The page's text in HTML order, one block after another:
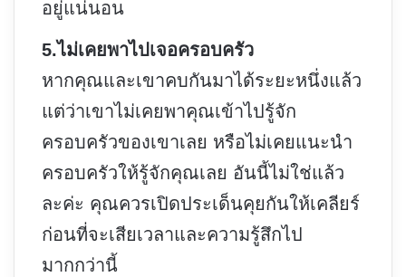
อยู่แน่นอน
5.ไม่เคยพาไปเจอครอบครัว
หากคุณและเขาคบกันมาได้ระยะหนึ่งแล้ว
แต่ว่าเขาไม่เคยพาคุณเข้าไปรู้จัก
ครอบครัวของเขาเลย หรือไม่เคยแนะนำ
ครอบครัวให้รู้จักคุณเลย อันนี้ไม่ใช่แล้ว
ละค่ะ คุณควรเปิดประเด็นคุยกันให้เคลียร์
ก่อนที่จะเสียเวลาและความรู้สึกไป
มากกว่านี้